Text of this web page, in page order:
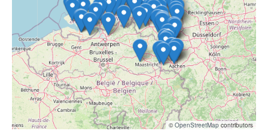
©OpenStreetMap contributors